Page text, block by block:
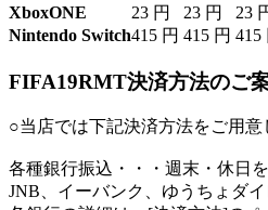
XboxONE
23 円 23 円 23
Nintendo Switch415 円 415 円 415
FIFA19RMT決済方法のご
○当店では下記決済方法をご用意
各種銀行振込 ・・・週末・休日
JNB、イーバンク、ゆうちょダ